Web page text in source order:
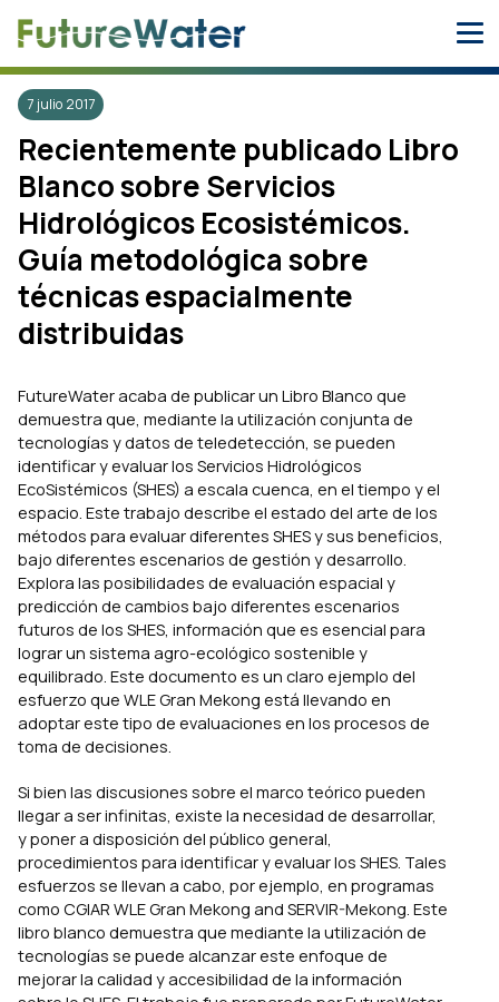
7 julio 2017
Recientemente publicado Libro
Blanco sobre Servicios
Hidrológicos Ecosistémicos.
Guía metodológica sobre
técnicas espacialmente
distribuidas
FutureWater acaba de publicar un Libro Blanco que
demuestra que, mediante la utilización conjunta de
tecnologías y datos de teledetección, se pueden
identificar y evaluar los Servicios Hidrológicos
EcoSistémicos (SHES) a escala cuenca, en el tiempo y el
espacio. Este trabajo describe el estado del arte de los
métodos para evaluar diferentes SHES y sus beneficios,
bajo diferentes escenarios de gestión y desarrollo.
Explora las posibilidades de evaluación espacial y
predicción de cambios bajo diferentes escenarios
futuros de los SHES, información que es esencial para
lograr un sistema agro-ecológico sostenible y
equilibrado. Este documento es un claro ejemplo del
esfuerzo que WLE Gran Mekong está llevando en
adoptar este tipo de evaluaciones en los procesos de
toma de decisiones.
Si bien las discusiones sobre el marco teórico pueden
llegar a ser infinitas, existe la necesidad de desarrollar,
y poner a disposición del público general,
procedimientos para identificar y evaluar los SHES. Tales
esfuerzos se llevan a cabo, por ejemplo, en programas
como CGIAR WLE Gran Mekong and SERVIR-Mekong. Este
libro blanco demuestra que mediante la utilización de
tecnologías se puede alcanzar este enfoque de
mejorar la calidad y accesibilidad de la información